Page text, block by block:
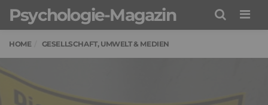
Psychologie-Magazin
HOME GESELLSCHAFT, UMWELT & MEDIEN